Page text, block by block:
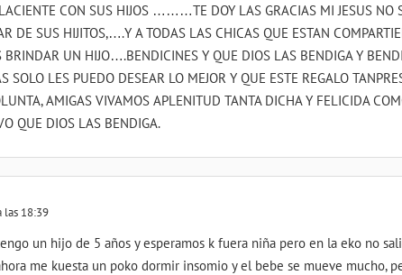
CON SUS HIJOS ………TE DOY LAS GRACIAS MI JESUS NO
DE SUS HIJITOS,….Y A TODAS LAS CHICAS QUE ESTAN
BRINDAR UN HIJO….BENDICINES Y QUE DIOS LAS BENDIGA Y
LES PUEDO DESEAR LO MEJOR Y QUE ESTE REGALO
AMIGAS VIVAMOS APLENITUD TANTA DICHA Y FELICIDA
QUE DIOS LAS BENDIGA.
las 18:39
un hijo de 5 años y esperamos k fuera niña pero en la eko no
me kuesta un poko dormir insomio y el bebe se mueve mucho,